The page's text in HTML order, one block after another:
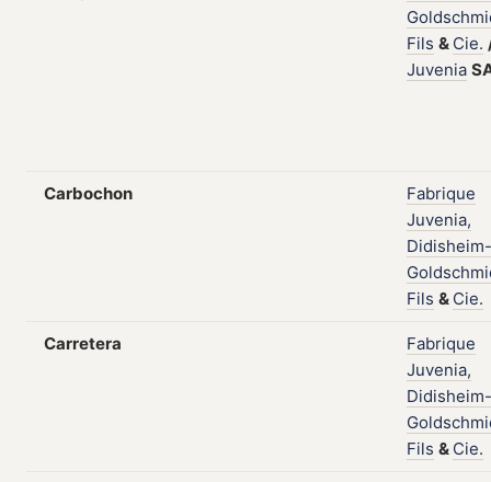
Fils & Cie.
Juvenia
Carbochon
Fabrique
Juvenia,
Didisheim-
Fils & Cie.
Carretera
Fabrique
Juvenia,
Didisheim-
Fils & Cie.